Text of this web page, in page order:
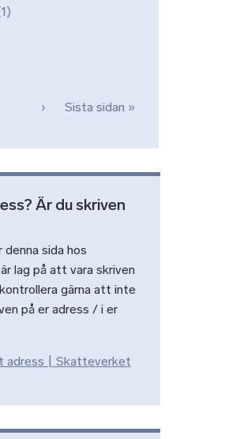
› Nästa sida
Sista sidan »
Är du skriven
sida hos
lag på att vara skriven
gärna att inte
på er adress / i er
adress | Skatteverket